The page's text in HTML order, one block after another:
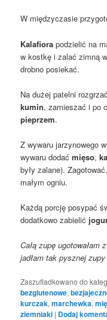
W międzyczasie
Kalafiora podzielić na
w kostkę i zalać zimną
drobno posiekać.
Na dużej patelni
kumin, zamieszać i po
pieprzem.
Z wywaru jarzynowego
wywaru dodaćmięso,
były zalane).
małym ogniu.
Każdą porcję posypać
dodatkowo zabielić
Całą zupę ugotowałam
jadłam tak pysznej
Zaszufladkowano do
bezglutenowe,
kurczak,marchewka,
ziemniaki | Dodaj